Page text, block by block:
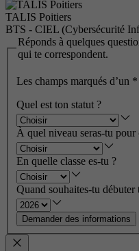
TALIS Poitiers
BTS - CIEL (Cybersécurité
Réponds à quelques
qui te correspondent.
Les champs marqués d’un *
Quel est ton statut ?
À quel niveau seras-tu pour
En quelle classe es-tu ?
Quand souhaites-tu débuter
Demander des informations